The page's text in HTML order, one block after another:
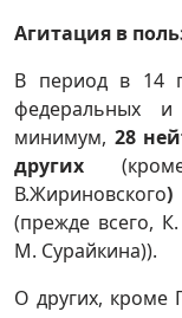
Агитация в
В период в 14
федеральных
минимум, 28
других
В.Жириновского)
(прежде всего,
М. Сурайкина)).
О других, кроме